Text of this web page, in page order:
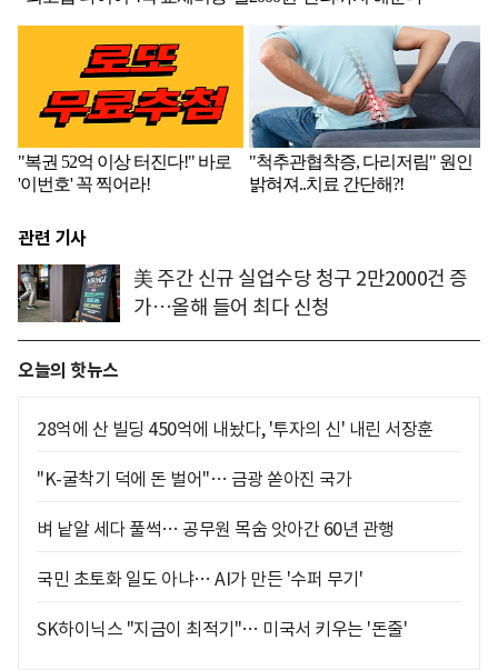
관련 기사
美 주간 신규 실업수당 청구 2만2000건 증
가…올해 들어 최다 신청
오늘의 핫뉴스
28억에 산 빌딩 450억에 내놨다, '투자의 신' 내린 서장훈
"K-굴착기 덕에 돈 벌어"… 금광 쏟아진 국가
벼 낱알 세다 풀썩… 공무원 목숨 앗아간 60년 관행
국민 초토화 일도 아냐… AI가 만든 '수퍼 무기'
SK하이닉스 "지금이 최적기"… 미국서 키우는 '돈줄'